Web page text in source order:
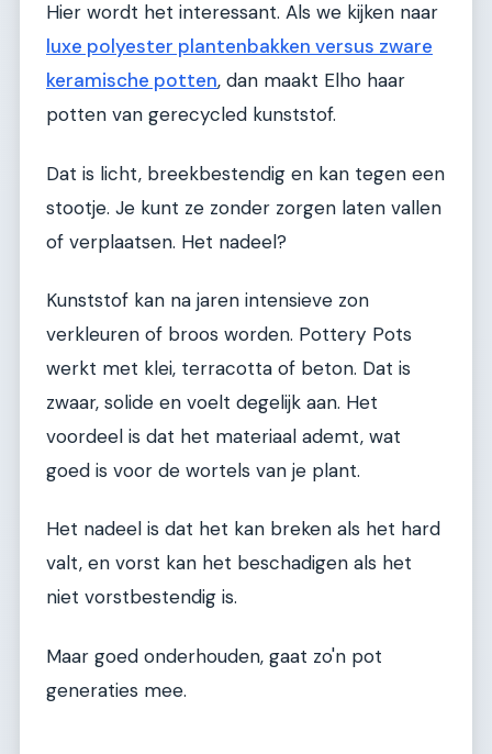
Hier wordt het interessant. Als we kijken naar
luxe polyester plantenbakken versus zware
keramische potten, dan maakt Elho haar
potten van gerecycled kunststof.
Dat is licht, breekbestendig en kan tegen een
stootje. Je kunt ze zonder zorgen laten vallen
of verplaatsen. Het nadeel?
Kunststof kan na jaren intensieve zon
verkleuren of broos worden. Pottery Pots
werkt met klei, terracotta of beton. Dat is
zwaar, solide en voelt degelijk aan. Het
voordeel is dat het materiaal ademt, wat
goed is voor de wortels van je plant.
Het nadeel is dat het kan breken als het hard
valt, en vorst kan het beschadigen als het
niet vorstbestendig is.
Maar goed onderhouden, gaat zo'n pot
generaties mee.